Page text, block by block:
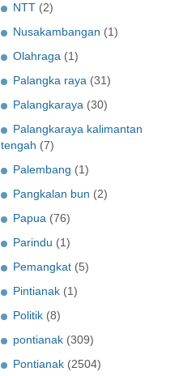
NTT (2)
Nusakambangan (1)
Olahraga (1)
Palangka raya (31)
Palangkaraya (30)
Palangkaraya kalimantan
tengah (7)
Palembang (1)
Pangkalan bun (2)
Papua (76)
Parindu (1)
Pemangkat (5)
Pintianak (1)
Politik (8)
pontianak (309)
Pontianak (2504)